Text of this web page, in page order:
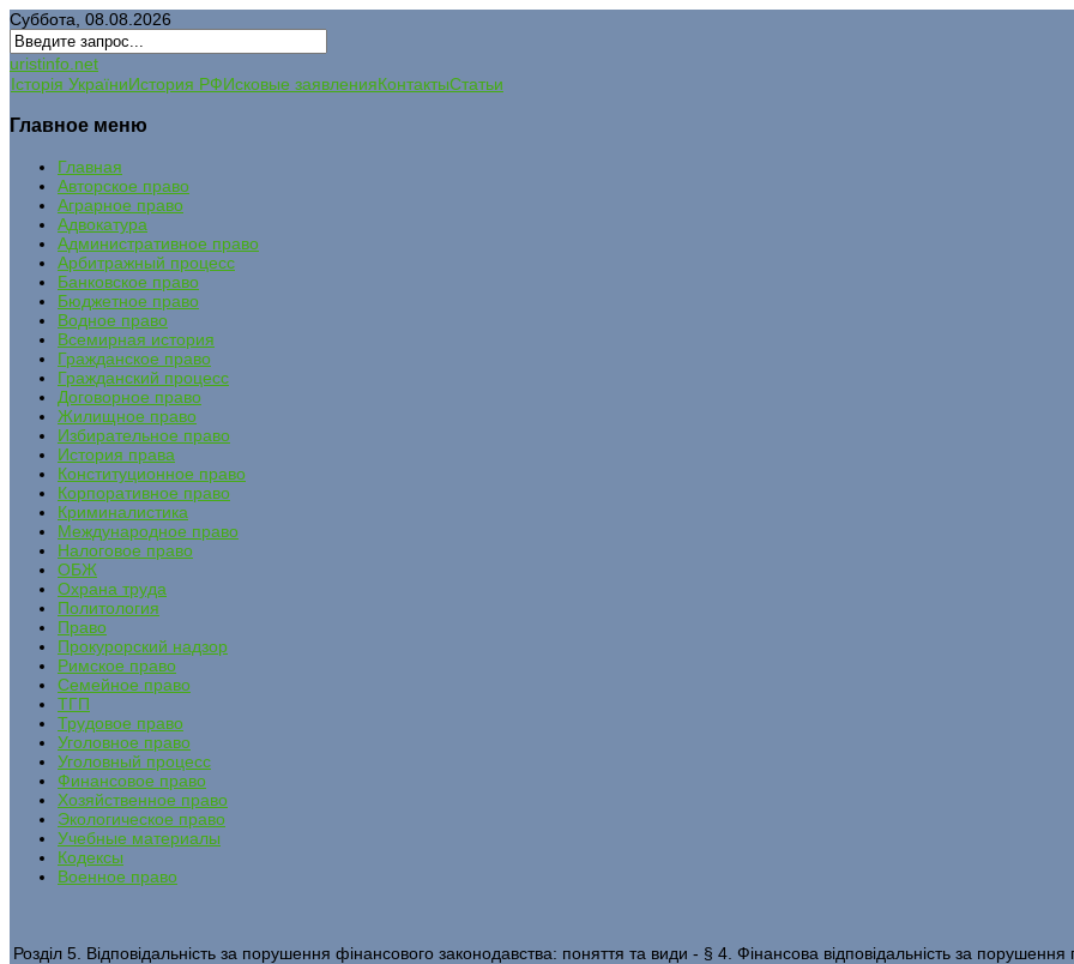
Суббота, 08.08.2026
uristinfo.net
Історія УкраїниИстория РФИсковые заявленияКонтактыСтатьи
Главное меню
Главная
Авторское право
Аграрное право
Адвокатура
Административное право
Арбитражный процесс
Банковское право
Бюджетное право
Водное право
Всемирная история
Гражданское право
Гражданский процесс
Договорное право
Жилищное право
Избирательное право
История права
Конституционное право
Корпоративное право
Криминалистика
Международное право
Налоговое право
ОБЖ
Охрана труда
Политология
Право
Прокурорский надзор
Римское право
Семейное право
ТГП
Трудовое право
Уголовное право
Уголовный процесс
Финансовое право
Хозяйственное право
Экологическое право
Учебные материалы
Кодексы
Военное право
Розділ 5. Відповідальність за порушення фінансового законодавства: поняття та види - § 4. Фінансова відповідальність за порушення